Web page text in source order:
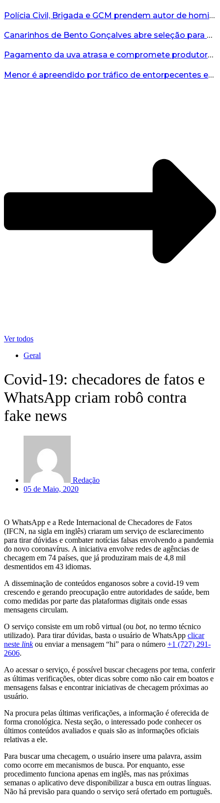
Polícia Civil, Brigada e GCM prendem autor de homicídio em Bento Gonçalves...
Canarinhos de Bento Gonçalves abre seleção para novos integrantes...
Pagamento da uva atrasa e compromete produtores...
Menor é apreendido por tráfico de entorpecentes em Veranópolis...
Ver todos
Geral
Covid-19: checadores de fatos e
WhatsApp criam robô contra
fake news
Redação
05 de Maio, 2020
O WhatsApp e a Rede Internacional de Checadores de Fatos
(IFCN, na sigla em inglês) criaram um serviço de esclarecimento
para tirar dúvidas e combater notícias falsas envolvendo a pandemia
do novo coronavírus. A iniciativa envolve redes de agências de
checagem em 74 países, que já produziram mais de 4,8 mil
desmentidos em 43 idiomas.
A disseminação de conteúdos enganosos sobre a covid-19 vem
crescendo e gerando preocupação entre autoridades de saúde, bem
como medidas por parte das plataformas digitais onde essas
mensagens circulam.
O serviço consiste em um robô virtual (ou bot, no termo técnico
utilizado). Para tirar dúvidas, basta o usuário de WhatsApp clicar
neste linkou enviar a mensagem “hi” para o número +1 (727) 291-
2606.
Ao acessar o serviço, é possível buscar checagens por tema, conferir
as últimas verificações, obter dicas sobre como não cair em boatos e
mensagens falsas e encontrar iniciativas de checagem próximas ao
usuário.
Na procura pelas últimas verificações, a informação é oferecida de
forma cronológica. Nesta seção, o interessado pode conhecer os
últimos conteúdos avaliados e quais são as informações oficiais
relativas a ele.
Para buscar uma checagem, o usuário insere uma palavra, assim
como ocorre em mecanismos de busca. Por enquanto, esse
procedimento funciona apenas em inglês, mas nas próximas
semanas o aplicativo deve disponibilizar a busca em outras línguas.
Não há previsão para quando o serviço será ofertado em português.